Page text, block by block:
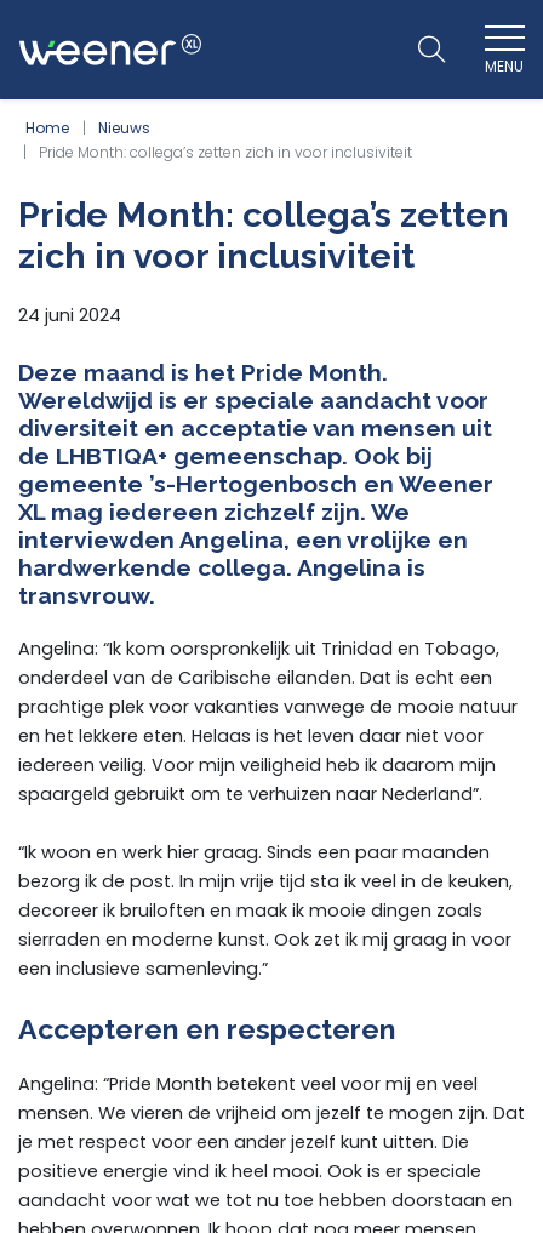
WEENER XL
MENU
Home
Nieuws
Pride Month: collega’s zetten zich in voor inclusiviteit
Pride Month: collega’s zetten
zich in voor inclusiviteit
24 juni 2024
Deze maand is het Pride Month.
Wereldwijd is er speciale aandacht voor
diversiteit en acceptatie van mensen uit
de LHBTIQA+ gemeenschap. Ook bij
gemeente ’s-Hertogenbosch en Weener
XL mag iedereen zichzelf zijn. We
interviewden Angelina, een vrolijke en
hardwerkende collega. Angelina is
transvrouw.
Angelina: “Ik kom oorspronkelijk uit Trinidad en Tobago,
onderdeel van de Caribische eilanden. Dat is echt een
prachtige plek voor vakanties vanwege de mooie natuur
en het lekkere eten. Helaas is het leven daar niet voor
iedereen veilig. Voor mijn veiligheid heb ik daarom mijn
spaargeld gebruikt om te verhuizen naar Nederland”.
“Ik woon en werk hier graag. Sinds een paar maanden
bezorg ik de post. In mijn vrije tijd sta ik veel in de keuken,
decoreer ik bruiloften en maak ik mooie dingen zoals
sierraden en moderne kunst. Ook zet ik mij graag in voor
een inclusieve samenleving.”
Accepteren en respecteren
Angelina: “Pride Month betekent veel voor mij en veel
mensen. We vieren de vrijheid om jezelf te mogen zijn. Dat
je met respect voor een ander jezelf kunt uitten. Die
positieve energie vind ik heel mooi. Ook is er speciale
aandacht voor wat we tot nu toe hebben doorstaan en